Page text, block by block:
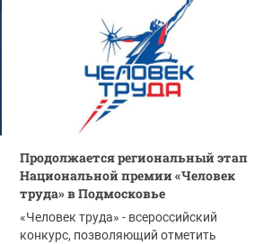
Продолжается региональный этап
Национальной премии «Человек
труда» в Подмосковье
«Человек труда» - всероссийский
конкурс, позволяющий отметить